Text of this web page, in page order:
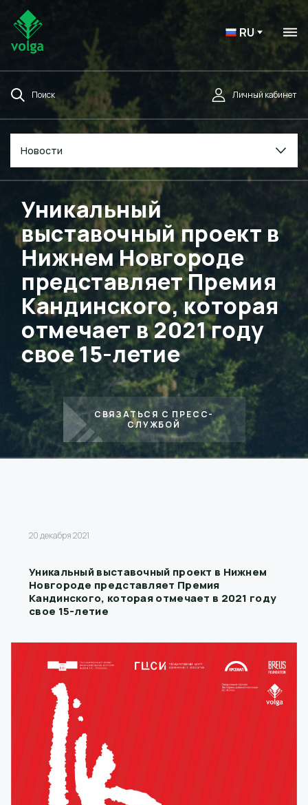
RU
Поиск Личный кабинет
Новости
Уникальный
выставочный проект в
Нижнем Новгороде
представляет Премия
Кандинского, которая
отмечает в 2021 году
свое 15-летие
СВЯЗАТЬСЯ С ПРЕСС-
СЛУЖБОЙ
20 декабря 2021
Уникальный выставочный проект в Нижнем
Новгороде представляет Премия
Кандинского, которая отмечает в 2021 году
свое 15-летие